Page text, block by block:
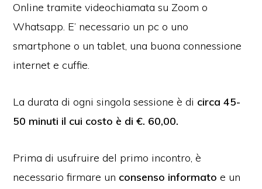
Online tramite videochiamata su Zoom o
Whatsapp. E’ necessario un pc o uno
smartphone o un tablet, una buona connessione
internet e cuffie.
La durata di ogni singola sessione è di circa 45-
50 minuti il cui costo è di €. 60,00.
Prima di usufruire del primo incontro, è
necessario firmare un consenso informato e un